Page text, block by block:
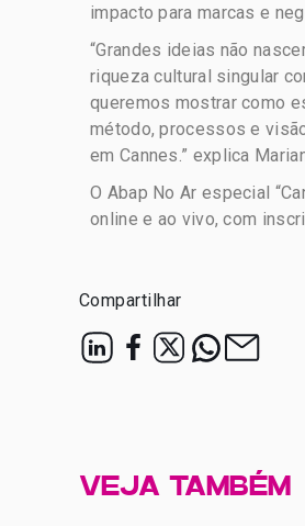
impacto para marcas e
“Grandes ideias não
riqueza cultural singular
queremos mostrar como
método, processos e
em Cannes.” explica
O Abap No Ar especial
online e ao vivo, com
Compartilhar
VEJA TAMBÉM